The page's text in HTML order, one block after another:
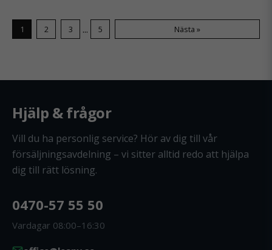
1 2 3 ... 5 Nästa »
Hjälp & frågor
Vill du ha personlig service? Hör av dig till vår
försäljningsavdelning – vi sitter alltid redo att hjälpa
dig till rätt lösning.
0470-57 55 50
Vardagar 08:00–16:30